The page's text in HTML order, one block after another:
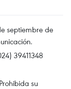
septiembre de
39411348
su